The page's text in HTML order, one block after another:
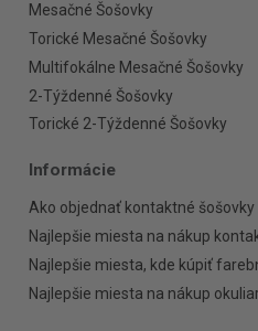
Mesačné Šošovky
Torické Mesačné Šošovky
Multifokálne Mesačné Šošovky
2-Týždenné Šošovky
Torické 2-Týždenné Šošovky
Informácie
Ako objednať kontaktné šošovky
Najlepšie miesta na nákup
Najlepšie miesta, kde kúpiť
Najlepšie miesta na nákup